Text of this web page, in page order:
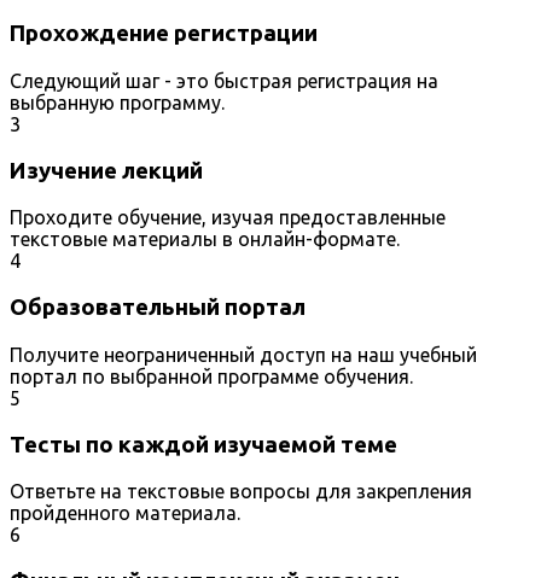
Прохождение регистрации
Следующий шаг - это быстрая регистрация на
выбранную программу.
3
Изучение лекций
Проходите обучение, изучая предоставленные
текстовые материалы в онлайн-формате.
4
Образовательный портал
Получите неограниченный доступ на наш учебный
портал по выбранной программе обучения.
5
Тесты по каждой изучаемой теме
Ответьте на текстовые вопросы для закрепления
пройденного материала.
6